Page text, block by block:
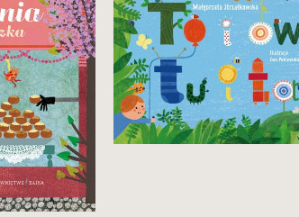
palce
dla
zł
Pierwsza książka małego
człowieka. Do wspólnego
czytania, oglądania
i rozmawiania.
29,90 zł
Zobacz i kup